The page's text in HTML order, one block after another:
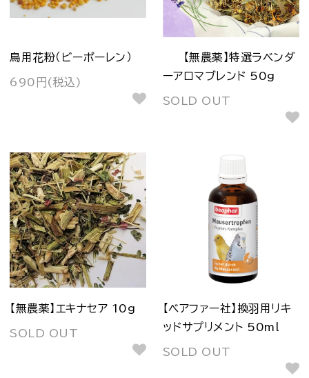
鳥用花粉（ビーポーレン）
690円(税込)
【無農薬】特選ラベンダ
ーアロマブレンド 50g
SOLD OUT
【無農薬】エキナセア 10g
SOLD OUT
【ベアファー社】換羽用リキ
ッドサプリメント 50ml
SOLD OUT